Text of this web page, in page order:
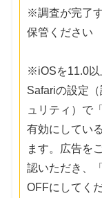
※調査が完了
保管ください
※iOSを11.0以
Safariの設定
ュリティ）で
有効にしてい
ます。広告を
認いただき、
OFFにしてく